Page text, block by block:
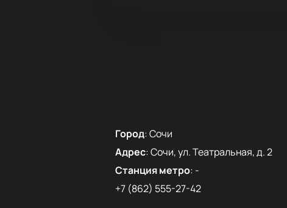
Город:Сочи
Адрес:Сочи, ул. Театральная, д. 2
Станция метро: -
+7 (862) 555-27-42